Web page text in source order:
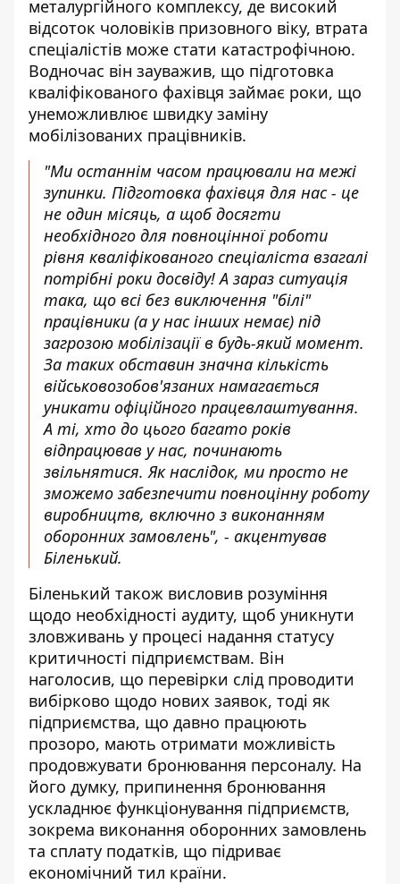
металургійного комплексу, де високий
відсоток чоловіків призовного віку, втрата
спеціалістів може стати катастрофічною.
Водночас він зауважив, що підготовка
кваліфікованого фахівця займає роки, що
унеможливлює швидку заміну
мобілізованих працівників.
"Ми останнім часом працювали на межі
зупинки. Підготовка фахівця для нас - це
не один місяць, а щоб досягти
необхідного для повноцінної роботи
рівня кваліфікованого спеціаліста взагалі
потрібні роки досвіду! А зараз ситуація
така, що всі без виключення "білі"
працівники (а у нас інших немає) під
загрозою мобілізації в будь-який момент.
За таких обставин значна кількість
військовозобов'язаних намагається
уникати офіційного працевлаштування.
А ті, хто до цього багато років
відпрацював у нас, починають
звільнятися. Як наслідок, ми просто не
зможемо забезпечити повноцінну роботу
виробництв, включно з виконанням
оборонних замовлень", - акцентував
Біленький.
Біленький також висловив розуміння
щодо необхідності аудиту, щоб уникнути
зловживань у процесі надання статусу
критичності підприємствам. Він
наголосив, що перевірки слід проводити
вибірково щодо нових заявок, тоді як
підприємства, що давно працюють
прозоро, мають отримати можливість
продовжувати бронювання персоналу. На
його думку, припинення бронювання
ускладнює функціонування підприємств,
зокрема виконання оборонних замовлень
та сплату податків, що підриває
економічний тил країни.